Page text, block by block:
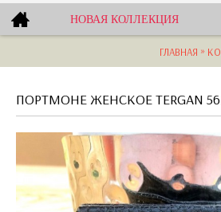
НОВАЯ КОЛЛЕКЦИЯ
ГЛАВНАЯ »
ПОРТМОНЕ ЖЕНСКОЕ TERGAN